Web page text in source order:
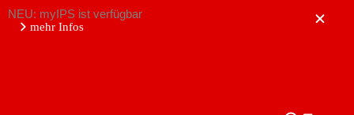
NEU: myIPS ist verfügbar
mehr Infos